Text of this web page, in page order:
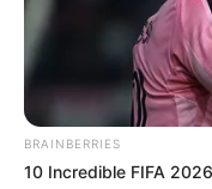
BRAINBERRIES
10 Incredible FIFA